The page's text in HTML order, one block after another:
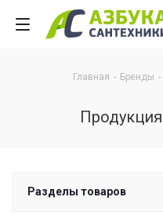
Главная - Бренды -
Разделы товаров